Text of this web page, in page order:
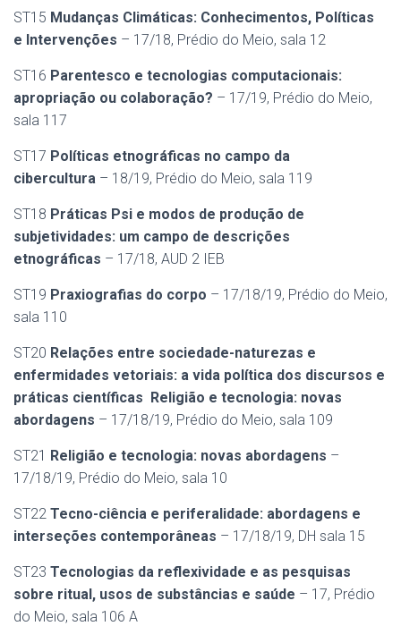
ST15 Mudanças Climáticas: Conhecimentos, Políticas
e Intervenções – 17/18, Prédio do Meio, sala 12
ST16 Parentesco e tecnologias computacionais:
apropriação ou colaboração? – 17/19, Prédio do Meio,
sala 117
ST17 Políticas etnográficas no campo da
cibercultura – 18/19, Prédio do Meio, sala 119
ST18 Práticas Psi e modos de produção de
subjetividades: um campo de descrições
etnográficas – 17/18, AUD 2 IEB
ST19 Praxiografias do corpo – 17/18/19, Prédio do Meio,
sala 110
ST20 Relações entre sociedade-naturezas e
enfermidades vetoriais: a vida política dos discursos e
práticas científicas Religião e tecnologia: novas
abordagens – 17/18/19, Prédio do Meio, sala 109
ST21 Religião e tecnologia: novas abordagens –
17/18/19, Prédio do Meio, sala 10
ST22 Tecno-ciência e periferalidade: abordagens e
interseções contemporâneas – 17/18/19, DH sala 15
ST23 Tecnologias da reflexividade e as pesquisas
sobre ritual, usos de substâncias e saúde – 17, Prédio
do Meio, sala 106 A